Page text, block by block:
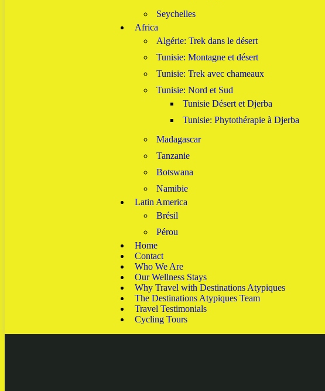
Seychelles
Africa
Algérie: Trek dans le désert
Tunisie: Montagne et désert
Tunisie: Trek avec chameaux
Tunisie: Nord et Sud
Tunisie Désert et Djerba
Tunisie: Phytothérapie à Djerba
Madagascar
Tanzanie
Botswana
Namibie
Latin America
Brésil
Pérou
Home
Contact
Who We Are
Our Wellness Stays
Why Travel with Destinations Atypiques
The Destinations Atypiques Team
Travel Testimonials
Cycling Tours